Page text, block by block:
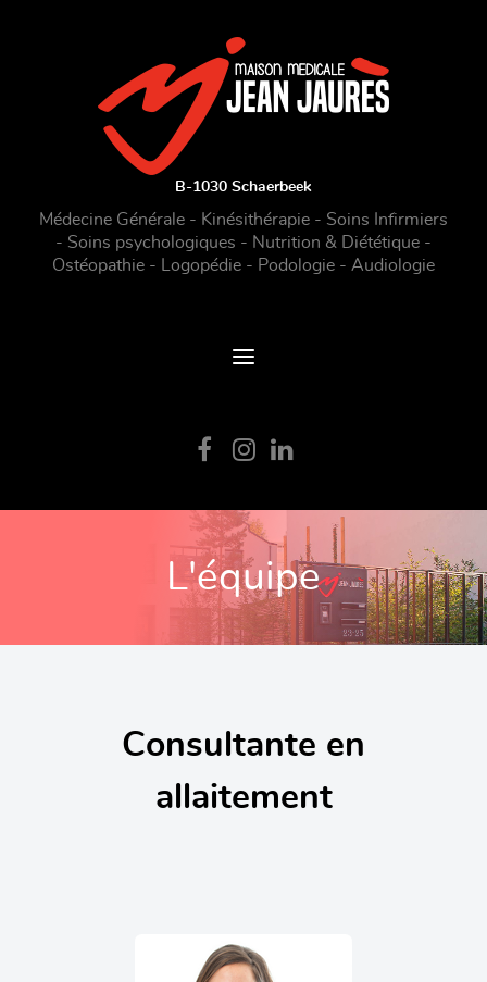
B-1030 Schaerbeek
Médecine Générale - Kinésithérapie - Soins Infirmiers
- Soins psychologiques - Nutrition & Diététique -
Ostéopathie - Logopédie - Podologie - Audiologie
L'équipe
Consultante en
allaitement